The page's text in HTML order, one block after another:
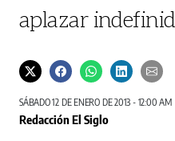
aplazar
SÁBADO 12 DE ENERO DE 2013 - 12:00 AM
Redacción El Siglo